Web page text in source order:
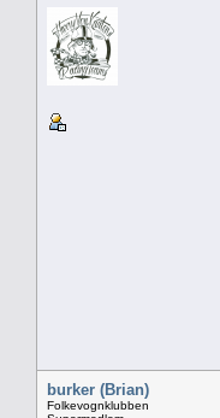
burker (Brian)
Folkevognklubben